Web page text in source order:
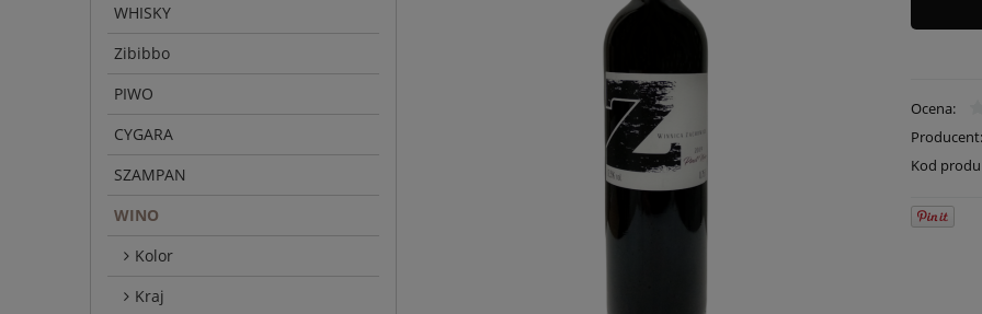
WHISKY
Zibibbo
PIWO
CYGARA
SZAMPAN
WINO
Kolor
Kraj
Ocena:
Kod